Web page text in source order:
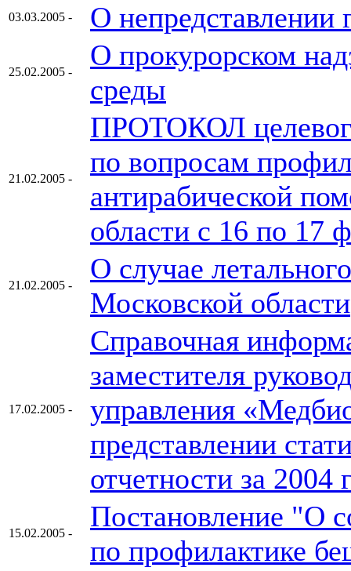
03.03.2005 - О непредставлении
25.02.2005 -
О прокурорском
среды
21.02.2005 -
ПРОТОКОЛ
по вопросам
антирабической
области с 16 по 17
21.02.2005 -
О случае
Московской области
17.02.2005 -
Справочная
заместителя
управления
представлении
отчетности за 2004
15.02.2005 -
Постановление "О
по профилактике